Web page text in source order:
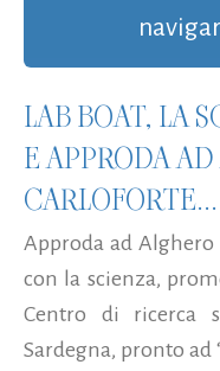
LAB BOAT, LA
E APPRODA
CARLOFORTE...
Approda ad
con la scienza,
Centro di ricerca
Sardegna, pronto ad